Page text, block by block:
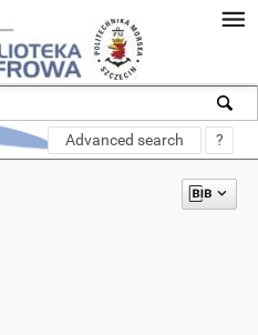
Advanced search ?